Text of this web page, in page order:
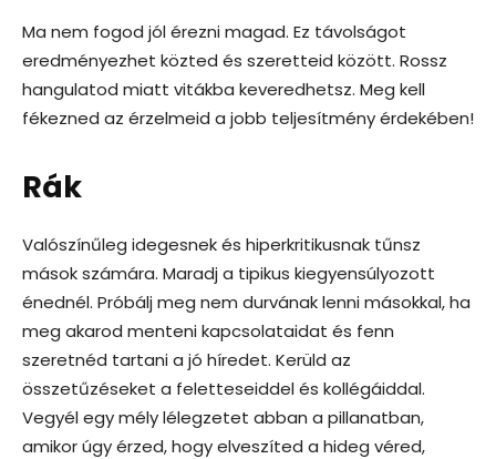
Ma nem fogod jól érezni magad. Ez távolságot
eredményezhet közted és szeretteid között. Rossz
hangulatod miatt vitákba keveredhetsz. Meg kell
fékezned az érzelmeid a jobb teljesítmény érdekében!
Rák
Valószínűleg idegesnek és hiperkritikusnak tűnsz
mások számára. Maradj a tipikus kiegyensúlyozott
énednél. Próbálj meg nem durvának lenni másokkal, ha
meg akarod menteni kapcsolataidat és fenn
szeretnéd tartani a jó híredet. Kerüld az
összetűzéseket a feletteseiddel és kollégáiddal.
Vegyél egy mély lélegzetet abban a pillanatban,
amikor úgy érzed, hogy elveszíted a hideg véred,